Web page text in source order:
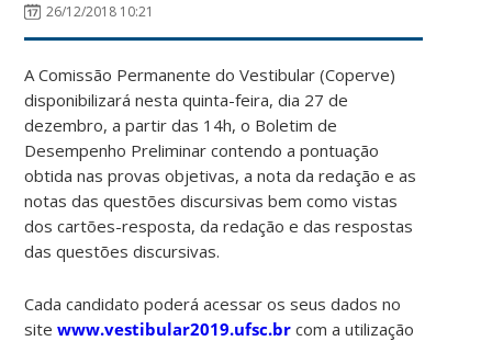
26/12/2018 10:21
A Comissão Permanente do Vestibular (Coperve)
disponibilizará nesta quinta-feira, dia 27 de
dezembro, a partir das 14h, o Boletim de
Desempenho Preliminar contendo a pontuação
obtida nas provas objetivas, a nota da redação e as
notas das questões discursivas bem como vistas
dos cartões-resposta, da redação e das respostas
das questões discursivas.
Cada candidato poderá acessar os seus dados no
sitewww.vestibular2019.ufsc.br com a utilização